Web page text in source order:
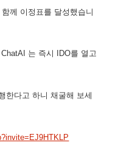
께 이정표를 달성했습니
는 즉시 IDO를 열고
한다고 하니 채굴해 보세